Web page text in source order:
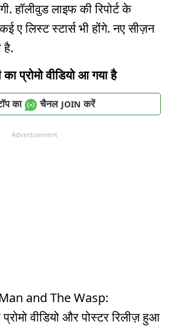
हॉलीवुड लाइफ की रिपोर्ट के
ए लिस्ट स्टार्स भी होंगे. नए सीज़न
है.
प्रोमो वीडियो आ गया है
का चैनल JOIN करें
Advertisement
Man and The Wasp:
वीडियो और पोस्टर रिलीज़ हुआ